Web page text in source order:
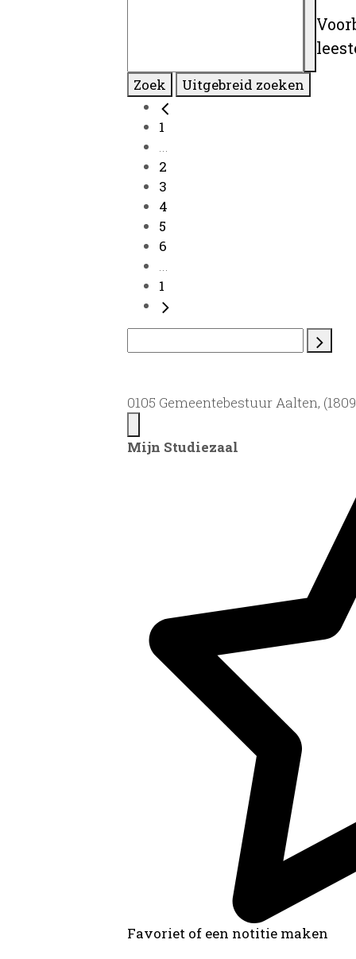
Zoek Uitgebreid zoeken
1
...
2
3
4
5
6
...
1
0105 Gemeentebestuur Aalten,
Mijn Studiezaal
Favoriet of een notitie maken